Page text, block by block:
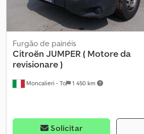
Moncalieri - To 1 450 km
Furgão de painéis
Citroën JUMPER ( Motore da
revisionare )
Solicitar